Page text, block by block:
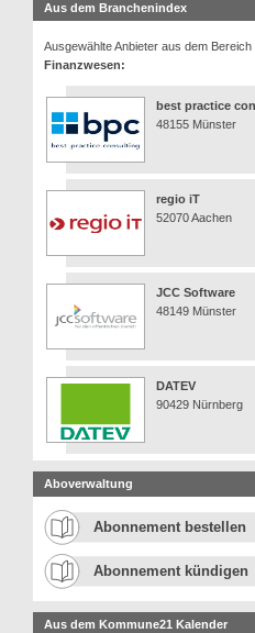
Aus dem Branchenindex
Ausgewählte Anbieter aus dem Bereich
Finanzwesen:
best practice
48155 Münster
regio iT
52070 Aachen
JCC Software
48149 Münster
DATEV
90429 Nürnberg
Aboverwaltung
Abonnement bestellen
Abonnement kündigen
Aus dem Kommune21 Kalender